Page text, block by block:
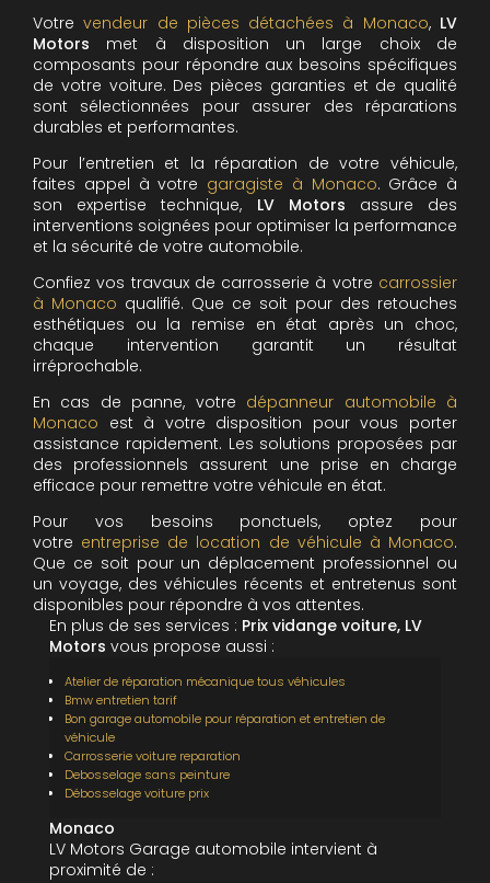
Votrevendeur de pièces détachées à Monaco, LV
Motors met à disposition un large choix de
composants pour répondre aux besoins spécifiques
de votre voiture. Des pièces garanties et de qualité
sont sélectionnées pour assurer des réparations
durables et performantes.
Pour l’entretien et la réparation de votre véhicule,
faites appel à votre garagiste à Monaco. Grâce à
son expertise technique, LV Motors assure des
interventions soignées pour optimiser la performance
et la sécurité de votre automobile.
Confiez vos travaux de carrosserie à votre carrossier
à Monaco qualifié. Que ce soit pour des retouches
esthétiques ou la remise en état après un choc,
chaque intervention garantit un résultat
irréprochable.
En cas de panne, votre dépanneur automobile à
Monaco est à votre disposition pour vous porter
assistance rapidement. Les solutions proposées par
des professionnels assurent une prise en charge
efficace pour remettre votre véhicule en état.
Pour vos besoins ponctuels, optez pour
votre entreprise de location de véhicule à Monaco.
Que ce soit pour un déplacement professionnel ou
un voyage, des véhicules récents et entretenus sont
disponibles pour répondre à vos attentes.
En plus de ses services : Prix vidange voiture, LV
Motors vous propose aussi :
Atelier de réparation mécanique tous véhicules
Bmw entretien tarif
Bon garage automobile pour réparation et entretien de
véhicule
Carrosserie voiture reparation
Debosselage sans peinture
Débosselage voiture prix
Monaco
LV Motors Garage automobile intervient à
proximité de :